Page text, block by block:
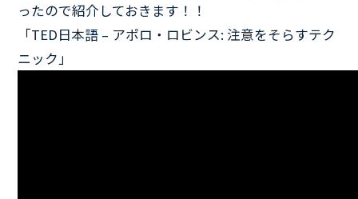
ったので紹介しておきます！！
「TED日本語 – アポロ・ロビンス: 注意をそらすテク
ニック」